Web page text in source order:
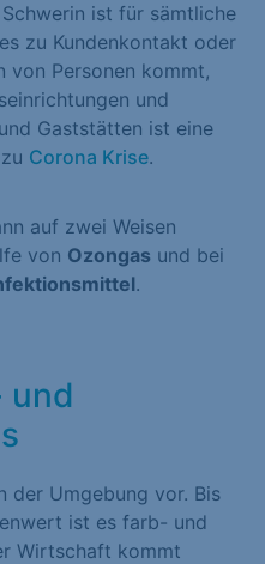
ist für sämtliche
zu Kundenkontakt oder
von Personen kommt,
und
Gaststätten ist eine
Corona Krise.
auf zwei Weisen
von Ozongas und bei
.
und
der Umgebung vor. Bis
ist es farb- und
Wirtschaft kommt